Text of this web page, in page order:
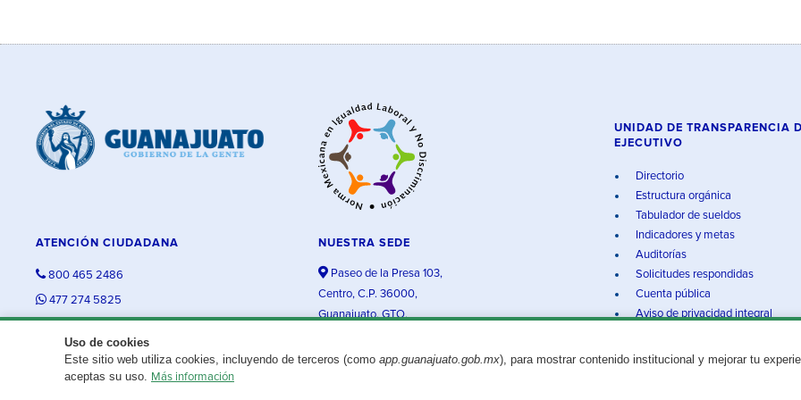
Uso de cookies
Este sitio web utiliza cookies, incluyendo de terceros (como app.guanajuato.gob.mx), para mostrar contenido institucional y mejorar tu
aceptas su uso. Más información
ATENCIÓN CIUDADANA
800 465 2486
477 274 5825
NUESTRA SEDE
Paseo de la Presa 103,
Centro, C.P. 36000,
Guanajuato, GTO.
UNIDAD DE TRANSPARENCIA
EJECUTIVO
Directorio
Estructura orgánica
Tabulador de sueldos
Indicadores y metas
Auditorías
Solicitudes respondidas
Cuenta pública
Aviso de privacidad integral
¿Existe algún problema con esta página?Repórtalo aquí. Aviso legal© 2025 Gobierno del Estado de Guanajuato